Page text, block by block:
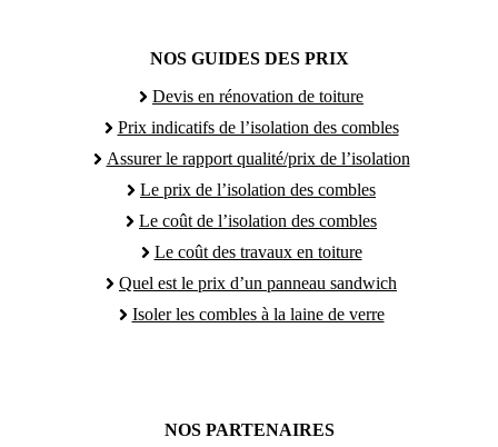
NOS GUIDES DES PRIX
Devis en rénovation de toiture
Prix indicatifs de l’isolation des combles
Assurer le rapport qualité/prix de l’isolation
Le prix de l’isolation des combles
Le coût de l’isolation des combles
Le coût des travaux en toiture
Quel est le prix d’un panneau sandwich
Isoler les combles à la laine de verre
NOS PARTENAIRES